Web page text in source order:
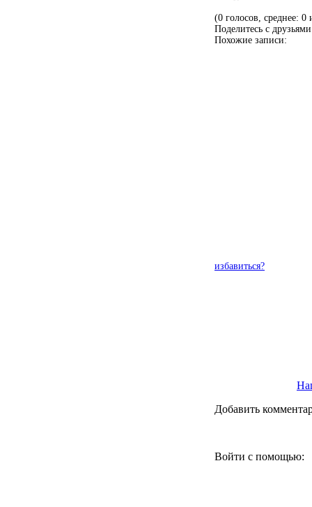
(0 голосов, среднее: 0
Поделитесь с
Похожие записи:
избавиться?
Добавить
Войти с помощью: